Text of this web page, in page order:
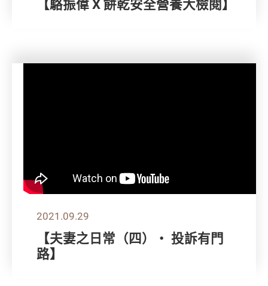
【駱振偉 X 餅乾安全營養大檢閱】
2021.09.29
【夫妻之日常（四）‧ 投訴有門
路】